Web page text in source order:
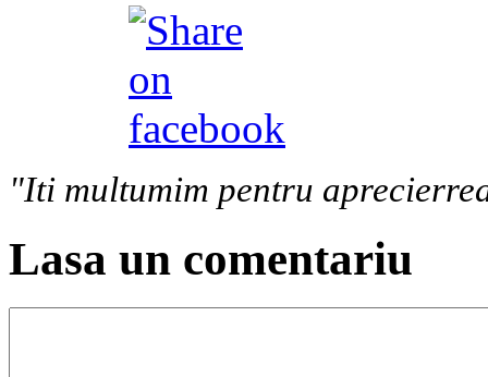
"Iti multumim pentru
Lasa un comentariu